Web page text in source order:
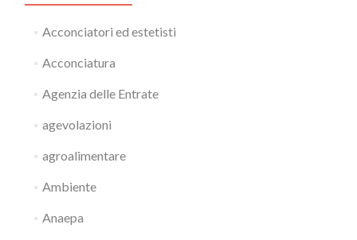
Acconciatori ed estetisti
Acconciatura
Agenzia delle Entrate
agevolazioni
agroalimentare
Ambiente
Anaepa